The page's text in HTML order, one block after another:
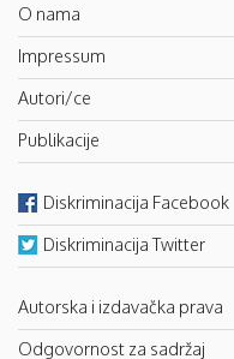
O nama
Impressum
Autori/ce
Publikacije
Diskriminacija Facebook
Diskriminacija Twitter
Autorska i izdavačka prava
Odgovornost za sadržaj